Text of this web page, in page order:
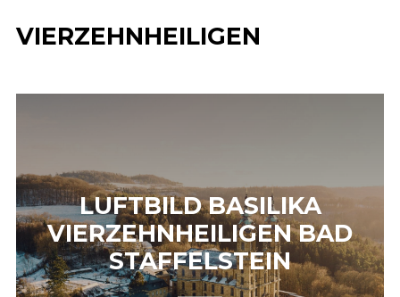
VIERZEHNHEILIGEN
LUFTBILD BASILIKA
VIERZEHNHEILIGEN BAD
STAFFELSTEIN